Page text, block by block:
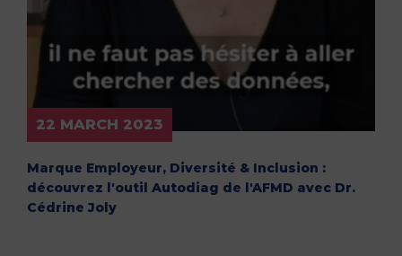
22 MARCH 2023
Marque Employeur, Diversité & Inclusion :
découvrez l'outil Autodiag de l'AFMD avec Dr.
Cédrine Joly